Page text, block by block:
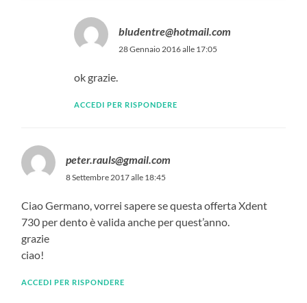
bludentre@hotmail.com
28 Gennaio 2016 alle 17:05
ok grazie.
ACCEDI PER RISPONDERE
peter.rauls@gmail.com
8 Settembre 2017 alle 18:45
Ciao Germano, vorrei sapere se questa offerta Xdent
730 per dento è valida anche per quest’anno.
grazie
ciao!
ACCEDI PER RISPONDERE